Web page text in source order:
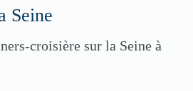
Seine
croisière sur la Seine à